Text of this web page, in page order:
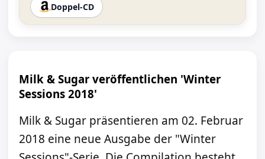
Doppel-CD
Milk & Sugar veröffentlichen 'Winter
Sessions 2018'
Milk & Sugar präsentieren am 02. Februar
2018 eine neue Ausgabe der "Winter